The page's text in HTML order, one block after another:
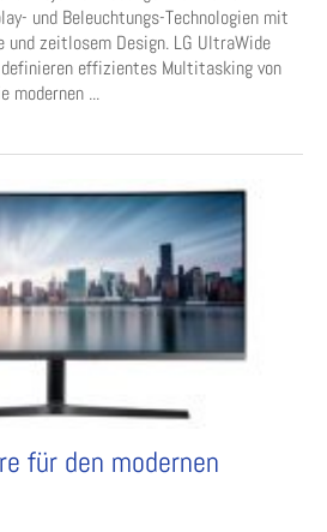
und Beleuchtungs-Technologien mit
und zeitlosem Design. LG UltraWide
effizientes Multitasking von
modernen ...
für den modernen